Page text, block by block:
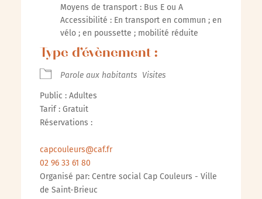
Moyens de transport : Bus E ou A
Accessibilité : En transport en commun ; en
vélo ; en poussette ; mobilité réduite
Type d’évènement :
Parole aux habitants Visites
Public : Adultes
Tarif : Gratuit
Réservations :
capcouleurs@caf.fr
02 96 33 61 80
Organisé par: Centre social Cap Couleurs - Ville
de Saint-Brieuc